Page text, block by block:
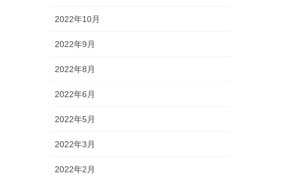
2022年10月
2022年9月
2022年8月
2022年6月
2022年5月
2022年3月
2022年2月